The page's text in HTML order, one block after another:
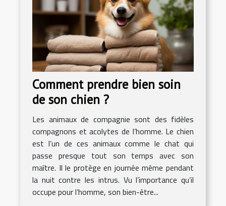
Comment prendre bien soin
de son chien ?
Les animaux de compagnie sont des fidèles
compagnons et acolytes de l’homme. Le chien
est l’un de ces animaux comme le chat qui
passe presque tout son temps avec son
maître. Il le protège en journée même pendant
la nuit contre les intrus. Vu l’importance qu’il
occupe pour l’homme, son bien-être...